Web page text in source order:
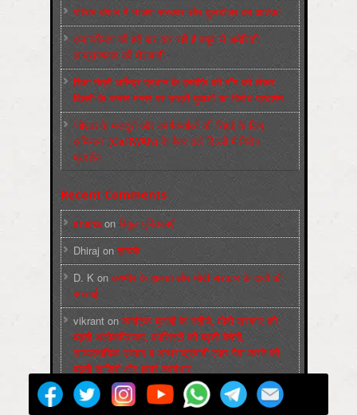
पश्चिम बंगाल में भाजपा सरकार और बुलडोज़र का आतंक!
अमानवीयता की हदें पार कर रही है क्यूबा में अमेरिकी
साम्राज्यवाद की घेराबन्दी
शिक्षा मंत्री धर्मेन्द्र प्रधान के इस्तीफ़े की माँग को लेकर
दिल्ली के जन्तर-मन्तर पर छात्रों-युवाओं का विरोध प्रदर्शन
‘नोएडा के मज़दूरों और कार्यकर्ताओं की रिहाई के लिए
अभियान’ (CaRWAN) के बैनर तले दिल्ली में विरोध
प्रदर्शन
Recent Comments
sneha on बिगुल पुस्तिकाएँ
Dhiraj on सम्पर्क
D. K on कश्मीर के हालात और मोदी सरकार के दावों की
सच्चाई
vikrant onकर्नाटक चुनावों के नतीजे, मोदी सरकार की
बढ़ती अलोकप्रियता, फ़ासिस्टों की बढ़ती बेचैनी,
साम्प्रदायिक उन्माद व अन्धराष्ट्रवादी लहर पैदा करने की
बढ़ती साज़िशें और हमारे कार्यभार
Kanak
onपुस्‍तकों की पीडीएफ : कार्ल मार्क्‍स : जीवन
और शिक्षाएं